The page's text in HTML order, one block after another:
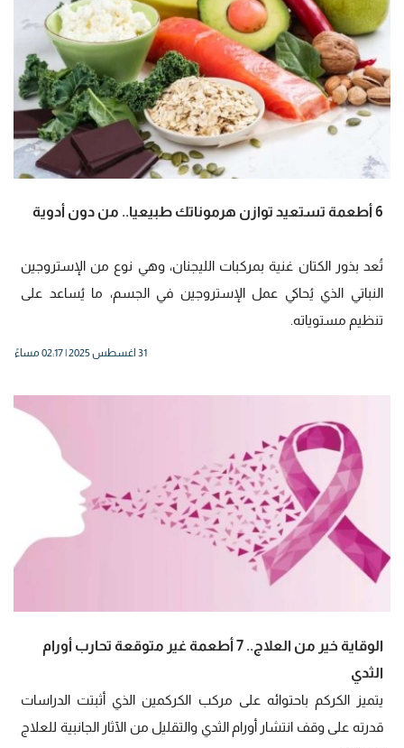
6 أطعمة تستعيد توازن هرموناتك طبيعيا.. من دون أدوية
تُعد بذور الكتان غنية بمركبات الليجنان، وهي نوع من الإستروجين
النباتي الذي يُحاكي عمل الإستروجين في الجسم، ما يُساعد على
تنظيم مستوياته.
31 اغسطس 2025 | 02:17 مساءً
الوقاية خير من العلاج.. 7 أطعمة غير متوقعة تحارب أورام
الثدي
يتميز الكركم باحتوائه على مركب الكركمين الذي أثبتت الدراسات
قدرته على وقف انتشار أورام الثدي والتقليل من الآثار الجانبية للعلاج